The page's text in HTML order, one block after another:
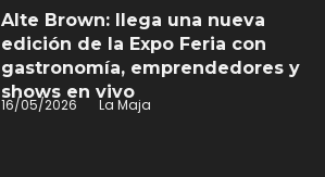
Alte Brown: llega una nueva
edición de la Expo Feria con
gastronomía, emprendedores y
shows en vivo
16/05/2026 La Maja